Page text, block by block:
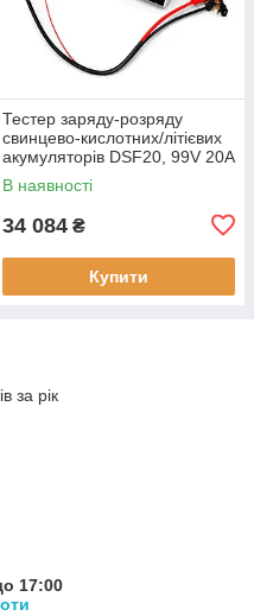
Тестер заряду-розряду
свинцево-кислотних/літієвих
акумуляторів DSF20, 99V 20A
В наявності
34 084 ₴
Купити
за рік
17:00